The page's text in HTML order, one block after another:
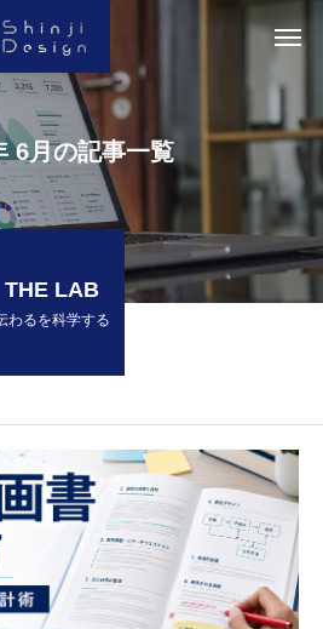
6月の記事一覧
THE LAB
わるを科学する